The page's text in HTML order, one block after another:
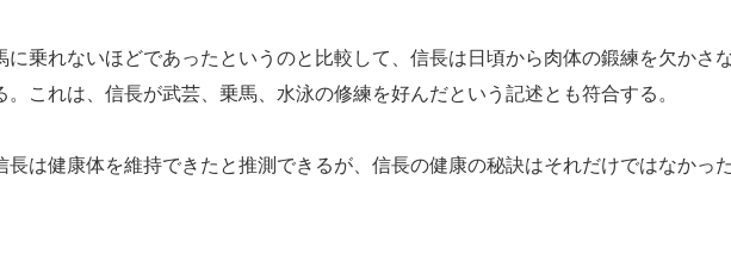
乗れないほどであったというのと比較して、信長は日頃から肉体の鍛練を欠かさ
これは、信長が武芸、乗馬、水泳の修練を好んだという記述とも符合する。
は健康体を維持できたと推測できるが、信長の健康の秘訣はそれだけではなかった